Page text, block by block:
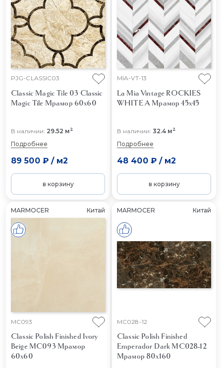
PJG-CLASSIC03
Classic Magic Tile 03 Classic
Magic Tile Мрамор 60x60
В наличии: 29.52 м2
Подробнее
89 500 ₽/ м2
в корзину
MIA-VT-13
La Mia Vintage ROCKIES
WHITE A Мрамор 45x45
В наличии: 32.4 м2
Подробнее
48 400 ₽/ м2
в корзину
MARMOCER Китай
MC093
Classic Polish Finished Ivory
Beige MC093 Мрамор
60x60
MARMOCER Китай
MC028-12
Classic Polish Finished
Emperador Dark MC028-12
Мрамор 80x160